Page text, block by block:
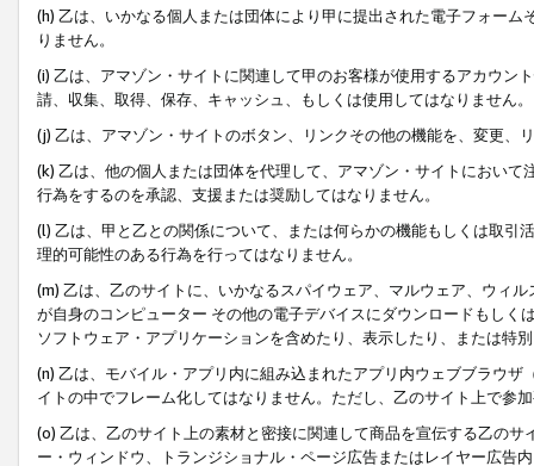
(h) 乙は、いかなる個人または団体により甲に提出された電子フォー
りません。
(i) 乙は、アマゾン・サイトに関連して甲のお客様が使用するアカウン
請、収集、取得、保存、キャッシュ、もしくは使用してはなりません。
(j) 乙は、アマゾン・サイトのボタン、リンクその他の機能を、変更、
(k) 乙は、他の個人または団体を代理して、アマゾン・サイトにおい
行為をするのを承認、支援または奨励してはなりません。
(l) 乙は、甲と乙との関係について、または何らかの機能もしくは取
理的可能性のある行為を行ってはなりません。
(m) 乙は、乙のサイトに、いかなるスパイウェア、マルウェア、ウィ
が自身のコンピューター その他の電子デバイスにダウンロードもし
ソフトウェア・アプリケーションを含めたり、表示したり、または特
(n) 乙は、モバイル・アプリ内に組み込まれたアプリ内ウェブブラウ
イトの中でフレーム化してはなりません。ただし、乙のサイト上で参
(o) 乙は、乙のサイト上の素材と密接に関連して商品を宣伝する乙の
ー・ウィンドウ、トランジショナル・ページ広告またはレイヤー広告